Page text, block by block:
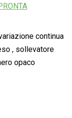
continua
, sollevatore
opaco